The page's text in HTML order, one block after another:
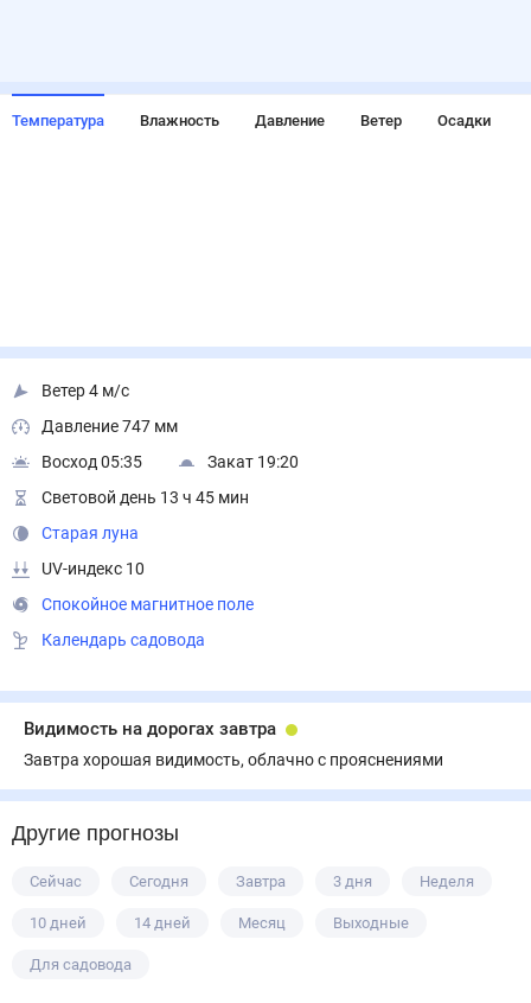
Температура Влажность Давление Ветер Осадки
Ветер 4 м/с
Давление 747 мм
Восход 05:35
Закат 19:20
Световой день 13 ч 45 мин
Старая луна
UV-индекс 10
Спокойное магнитное поле
Календарь садовода
Видимость на дорогах завтра
Завтра хорошая видимость, облачно с прояснениями
Другие прогнозы
Сейчас Сегодня Завтра 3 дня Неделя
10 дней 14 дней Месяц Выходные
Для садовода